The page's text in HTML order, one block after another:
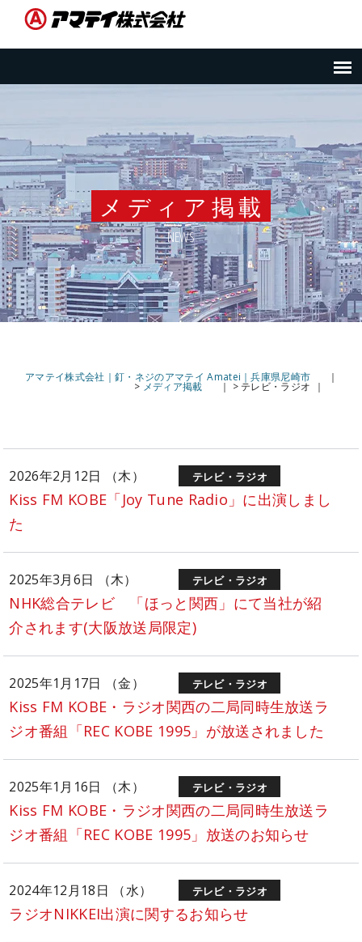
メディア掲載
NEWS
アマテイ株式会社｜釘・ネジのアマテイ Amatei｜兵庫県尼崎市
> メディア掲載 > テレビ・ラジオ
2026年2月12日 （木） テレビ・ラジオ
Kiss FM KOBE「Joy Tune Radio」に出演しまし
た
2025年3月6日 （木） テレビ・ラジオ
NHK総合テレビ 「ほっと関西」にて当社が紹
介されます(大阪放送局限定)
2025年1月17日 （金） テレビ・ラジオ
Kiss FM KOBE・ラジオ関西の二局同時生放送ラ
ジオ番組「REC KOBE 1995」が放送されました
2025年1月16日 （木） テレビ・ラジオ
Kiss FM KOBE・ラジオ関西の二局同時生放送ラ
ジオ番組「REC KOBE 1995」放送のお知らせ
2024年12月18日 （水） テレビ・ラジオ
ラジオNIKKEI出演に関するお知らせ